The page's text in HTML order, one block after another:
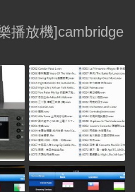
播放機]cambridge